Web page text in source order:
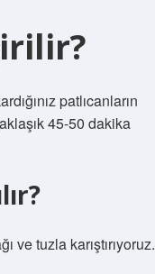
patlıcanların
45-50 dakika
ve tuzla karıştırıyoruz.